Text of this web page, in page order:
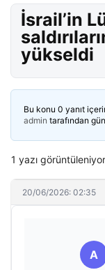
İsrail’in
yükseldi
Bu konu 0 yanıt
admin tarafından
1 yazı
20/06/2026: 02:35
A